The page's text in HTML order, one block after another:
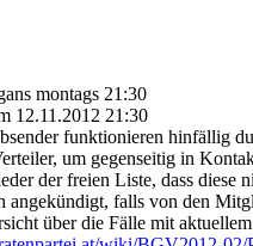
montags 21:30
12.11.2012 21:30
funktionieren hinfällig
um gegenseitig in
der freien Liste, dass diese
falls von den
über die Fälle mit